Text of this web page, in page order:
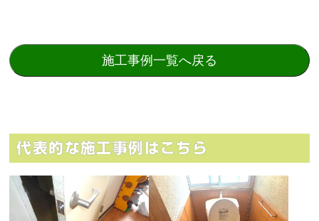
施工事例一覧へ戻る
代表的な施工事例はこちら